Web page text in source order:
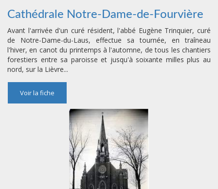
Cathédrale Notre-Dame-de-Fourvière
Avant l'arrivée d'un curé résident, l'abbé Eugène Trinquier, curé
de Notre-Dame-du-Laus, effectue sa tournée, en traîneau
l'hiver, en canot du printemps à l'automne, de tous les chantiers
forestiers entre sa paroisse et jusqu'à soixante milles plus au
nord, sur la Lièvre...
Voir la fiche